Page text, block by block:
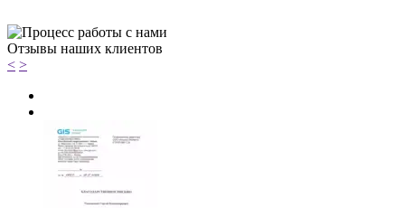
Отзывы наших клиентов
< >